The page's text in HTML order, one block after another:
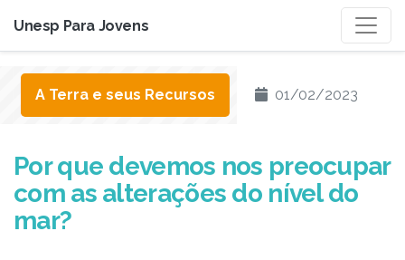
Unesp Para Jovens
A Terra e seus Recursos 01/02/2023
Por que devemos nos preocupar
com as alterações do nível do
mar?